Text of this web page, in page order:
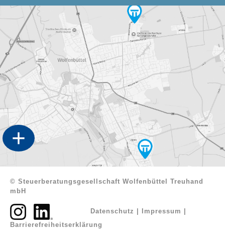
+
© Steuerberatungsgesellschaft Wolfenbüttel Treuhand
mbH
Datenschutz Impressum
Barrierefreiheitserklärung